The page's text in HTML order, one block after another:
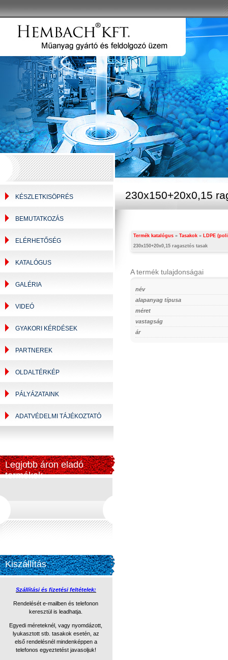
KÉSZLETKISÖPRÉS
BEMUTATKOZÁS
ELÉRHETŐSÉG
KATALÓGUS
GALÉRIA
VIDEÓ
GYAKORI KÉRDÉSEK
PARTNEREK
OLDALTÉRKÉP
PÁLYÁZATAINK
ADATVÉDELMI TÁJÉKOZTATÓ
Legjobb áron eladó
termékek
Kiszállítás
Szállítási és fizetési feltételek:
Rendelését e-mailben és telefonon
keresztül is leadhatja.
Egyedi méreteknél, vagy nyomdázott,
lyukasztott stb. tasakok esetén, az
első rendelésnél mindenképpen a
telefonos egyeztetést javasoljuk!
230x150+20x0,15
Termék katalógus » Tasakok » LDPE
230x150+20x0,15 ragasztós tasak
A termék tulajdonságai
név
alapanyag típusa
méret
vastagság
ár